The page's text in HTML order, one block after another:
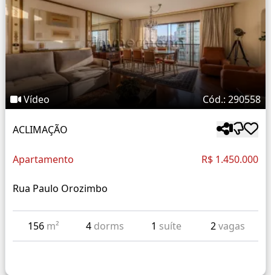
Vídeo Cód.: 290558
ACLIMAÇÃO
Apartamento R$ 1.450.000
Rua Paulo Orozimbo
156 m² 4 dorms 1 suíte 2vagas